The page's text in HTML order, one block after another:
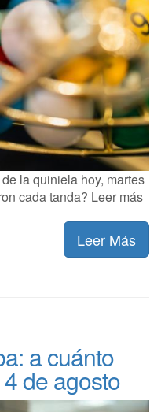
la quiniela hoy, martes
cada tanda? Leer más
Leer Más
a cuánto
de agosto